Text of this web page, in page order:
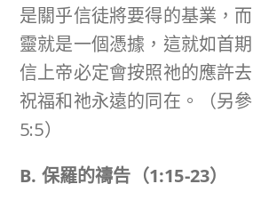
是關乎信徒將要得的基業，
靈就是一個憑據，這就如首
信上帝必定會按照祂的應許
祝福和祂永遠的同在。（另
5:5）
B. 保羅的禱告（1:15-23）